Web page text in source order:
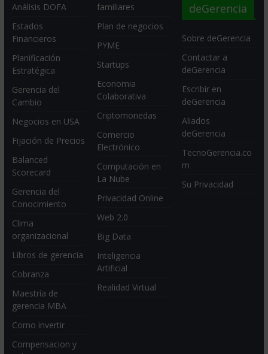
Análisis DOFA
Estados
Financieros
Planificación
Estratégica
Gerencia del
Cambio
Negocios en USA
Fijación de Precios
Balanced
Scorecard
Gerencia del
Conocimiento
Clima
organizacional
Libros de gerencia
Cobranza
Maestría de
gerencia MBA
Como invertir
Compensacion y
familiares
Plan de negocios
PYME
Startups
Economia
Colaborativa
Criptomonedas
Comercio
Electrónico
Computación en
La Nube
Privacidad Online
Web 2.0
Big Data
Inteligencia
Artificial
Realidad Virtual
deGerencia
Sobre deGerencia
Contactar a
deGerencia
Escribir en
deGerencia
Aliados
deGerencia
TecnoGerencia.co
m
Su Privacidad